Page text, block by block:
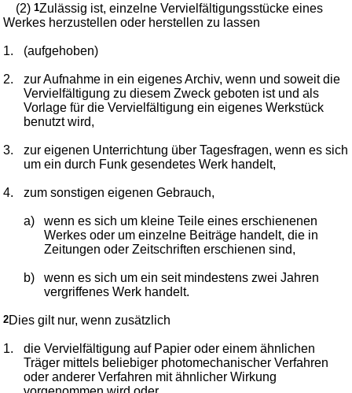
(2)1Zulässig ist, einzelne Vervielfältigungsstücke eines
Werkes herzustellen oder herstellen zu lassen
1. (aufgehoben)
2.
zur Aufnahme in ein eigenes Archiv, wenn und soweit die
Vervielfältigung zu diesem Zweck geboten ist und als
Vorlage für die Vervielfältigung ein eigenes Werkstück
benutzt wird,
3.
zur eigenen Unterrichtung über Tagesfragen, wenn es sich
um ein durch Funk gesendetes Werk handelt,
4. zum sonstigen eigenen Gebrauch,
a)
wenn es sich um kleine Teile eines erschienenen
Werkes oder um einzelne Beiträge handelt, die in
Zeitungen oder Zeitschriften erschienen sind,
b)
wenn es sich um ein seit mindestens zwei Jahren
vergriffenes Werk handelt.
2Dies gilt nur, wenn zusätzlich
1.
die Vervielfältigung auf Papier oder einem ähnlichen
Träger mittels beliebiger photomechanischer Verfahren
oder anderer Verfahren mit ähnlicher Wirkung